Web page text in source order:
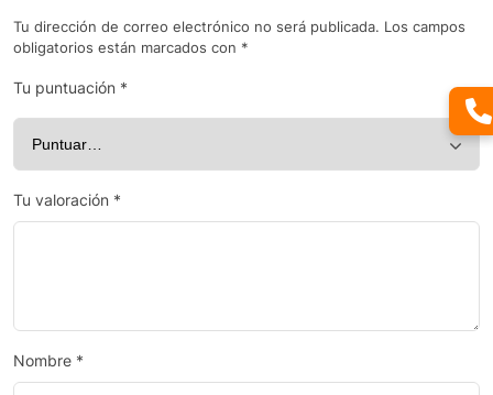
Tu dirección de correo electrónico no será publicada. Los campos
obligatorios están marcados con *
Tu puntuación *
Tu valoración *
Nombre *